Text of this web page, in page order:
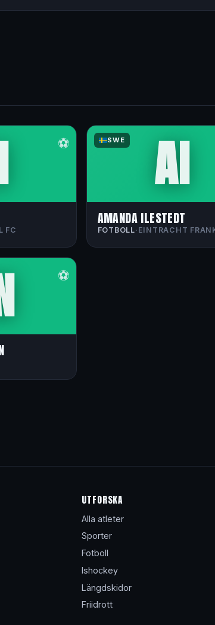
⚽
FC
SWE AI
AMANDA ILESTEDT
FOTBOLL· EINTRACHT
⚽
UTFORSKA
Alla atleter
Sporter
Fotboll
Ishockey
Längdskidor
Friidrott